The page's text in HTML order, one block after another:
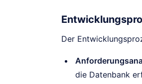
Der
die Datenbank